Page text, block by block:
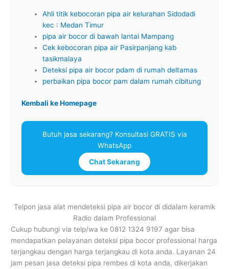
Ahli titik kebocoran pipa air kelurahan Sidodadi
kec : Medan Timur
pipa air bocor di bawah lantai Mampang
Cek kebocoran pipa air Pasirpanjang kab
tasikmalaya
Deteksi pipa air bocor pdam di rumah deltamas
perbaikan pipa bocor pam dalam rumah cibitung
Kembali ke Homepage
Butuh jasa sekarang? Konsultasi GRATIS via
WhatsApp
Chat Sekarang
Telpon jasa alat mendeteksi pipa air bocor di didalam keramik
Radio dalam Professional
Cukup hubungi via telp/wa ke 0812 1324 9197 agar bisa
mendapatkan pelayanan deteksi pipa bocor professional harga
terjangkau dengan harga terjangkau di kota anda. Layanan 24
jam pesan jasa deteksi pipa rembes di kota anda, dikerjakan